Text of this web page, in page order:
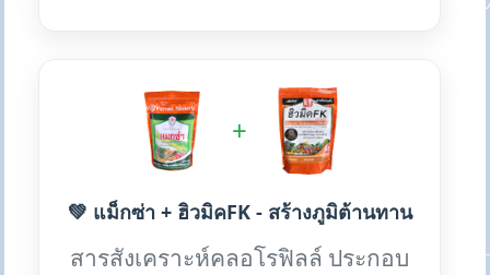
+
💚 แม็กซ่า + ฮิวมิคFK - สร้างภูมิต้านทาน
สารสังเคราะห์คลอโรฟิลล์ ประกอบ